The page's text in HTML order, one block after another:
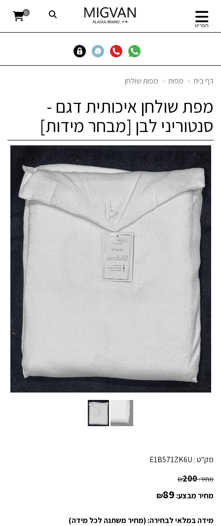
תפריט
0
דף בית מפות מפות שולחן
מפת שולחן איכותית דגם -
סנטוריני לבן [מבחר מידות]
מק"ט : E1B571ZK6U
מחיר: ₪200
מחיר מבצע: ₪89
מידה במלאי לבחירה: (מחיר משתנה לכל מידה)